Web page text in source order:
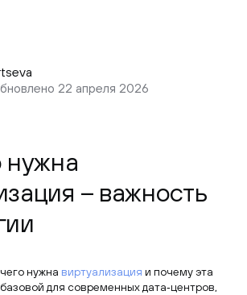
22 апреля 2026
нужна
– важность
нужна виртуализация и почему эта
для современных дата‑центров,